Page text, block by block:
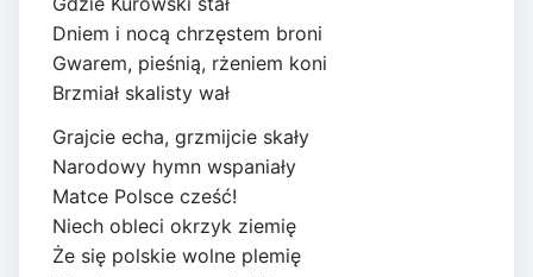
Dniem i nocą chrzęstem broni
Gwarem, pieśnią, rżeniem koni
Brzmiał skalisty wał
Grajcie echa, grzmijcie skały
Narodowy hymn wspaniały
Matce Polsce cześć!
Niech obleci okrzyk ziemię
Że się polskie wolne plemię